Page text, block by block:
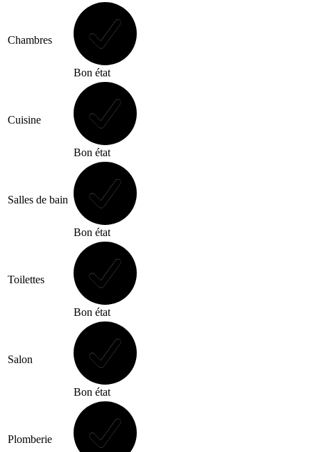
Chambres
Bon état
Cuisine
Bon état
Salles de bain
Bon état
Toilettes
Bon état
Salon
Bon état
Plomberie